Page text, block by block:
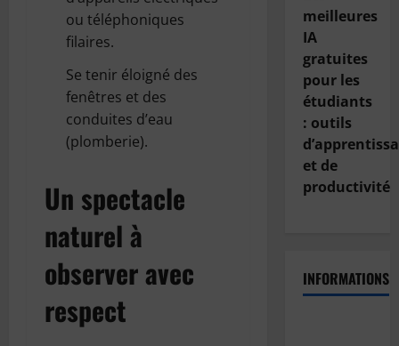
ou téléphoniques
filaires.
Se tenir éloigné des
fenêtres et des
conduites d’eau
(plomberie).
Un spectacle
naturel à
observer avec
respect
meilleures
IA
gratuites
pour les
étudiants
: outils
et de
productivité
INFORMATIONS